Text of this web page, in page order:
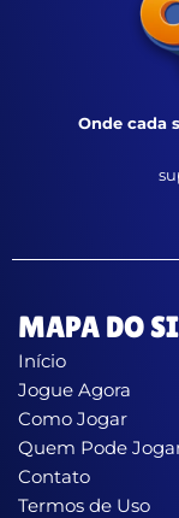
Onde cada
MAPA DO
Início
Jogue Agora
Como Jogar
Quem Pode
Contato
Termos de Uso